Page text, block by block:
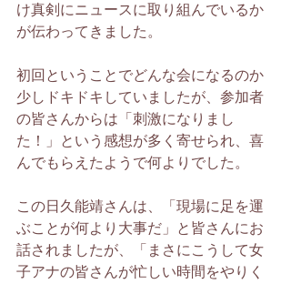
け真剣にニュースに取り組んでいるか
が伝わってきました。
初回ということでどんな会になるのか
少しドキドキしていましたが、参加者
の皆さんからは「刺激になりまし
た！」という感想が多く寄せられ、喜
んでもらえたようで何よりでした。
この日久能靖さんは、「現場に足を運
ぶことが何より大事だ」と皆さんにお
話されましたが、「まさにこうして女
子アナの皆さんが忙しい時間をやりく